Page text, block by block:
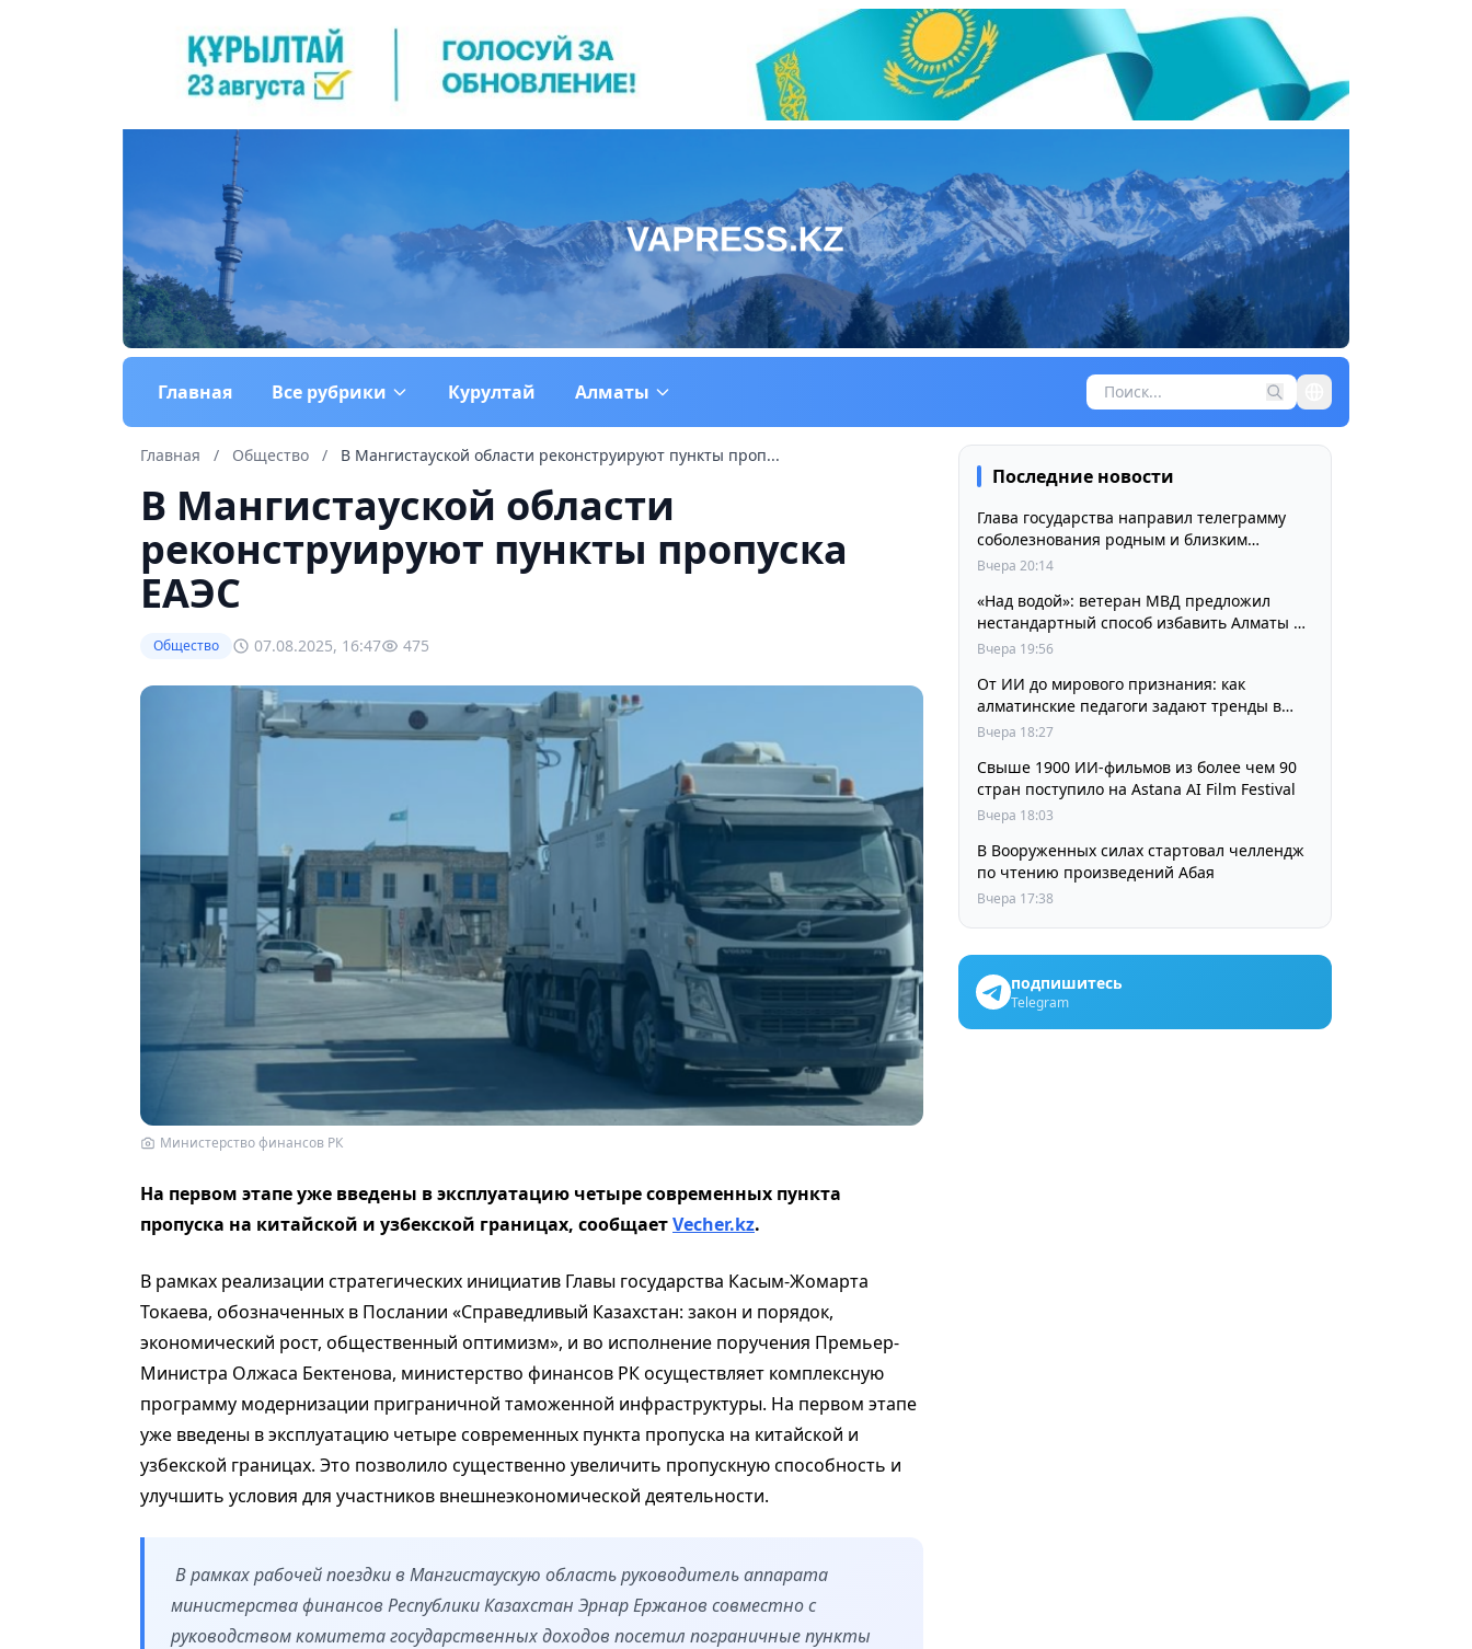
Главная Все рубрики Курултай Алматы
Главная / Общество / В Мангистауской области реконструируют пункты проп...
В Мангистауской области
реконструируют пункты пропуска
ЕАЭС
Общество 07.08.2025, 16:47 475
Министерство финансов РК
На первом этапе уже введены в эксплуатацию четыре современных пункта
пропуска на китайской и узбекской границах, сообщаетVecher.kz.
В рамках реализации стратегических инициатив Главы государства Касым-Жомарта
Токаева, обозначенных в Послании «Справедливый Казахстан: закон и порядок,
экономический рост, общественный оптимизм», и во исполнение поручения Премьер-
Министра Олжаса Бектенова, министерство финансов РК осуществляет комплексную
программу модернизации приграничной таможенной инфраструктуры. На первом этапе
уже введены в эксплуатацию четыре современных пункта пропуска на китайской и
узбекской границах. Это позволило существенно увеличить пропускную способность и
улучшить условия для участников внешнеэкономической деятельности.
В рамках рабочей поездки в Мангистаускую область руководитель аппарата
министерства финансов Республики Казахстан Эрнар Ержанов совместно с
руководством комитета государственных доходов посетил пограничные пункты
Последние новости
Глава государства направил телеграмму
соболезнования родным и близким
выдающегося кинорежиссера Ардака
Вчера 20:14
«Над водой»: ветеран МВД предложил
нестандартный способ избавить Алматы от
пробок и смога
Вчера 19:56
От ИИ до мирового признания: как
алматинские педагоги задают тренды в
изучении языков
Вчера 18:27
Свыше 1900 ИИ-фильмов из более чем 90
стран поступило на Astana AI Film Festival
Вчера 18:03
В Вооруженных силах стартовал челлендж
по чтению произведений Абая
Вчера 17:38
подпишитесь
Telegram